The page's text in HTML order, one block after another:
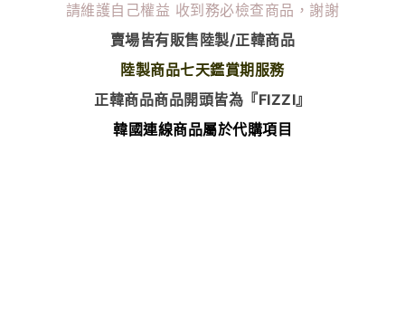
請維護自己權益 收到務必檢查商品，謝謝
賣場皆有販售陸製/正韓商品
陸製商品七天鑑賞期服務
正韓商品商品開頭皆為『FIZZI』
韓國連線商品屬於代購項目